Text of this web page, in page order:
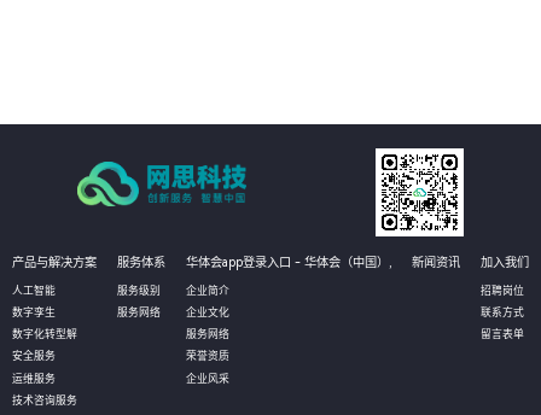
产品与解决方案
人工智能
数字孪生
数字化转型解
安全服务
运维服务
技术咨询服务
服务体系
服务级别
服务网络
华体会app登录入口 - 华体会（中国）,
企业简介
企业文化
服务网络
荣誉资质
企业风采
新闻资讯 加入我们
招聘岗位
联系方式
留言表单